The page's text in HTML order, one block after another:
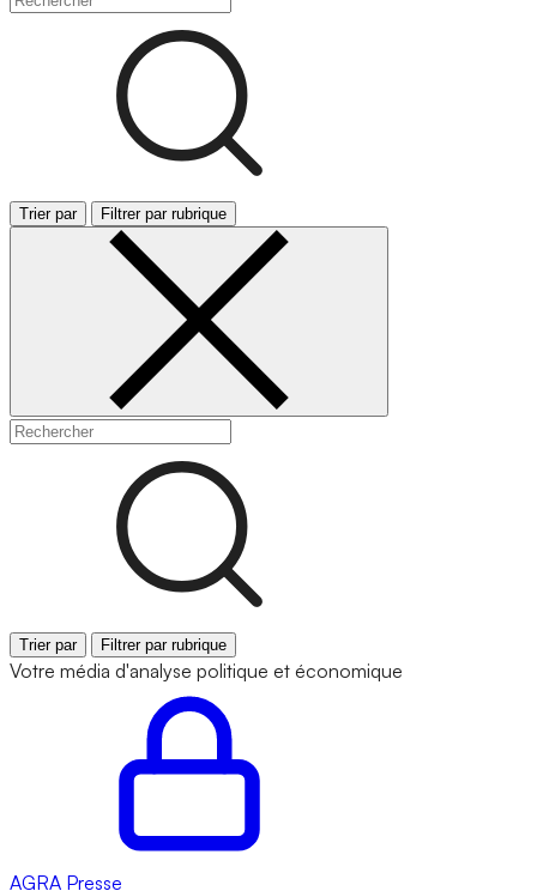
Trier par Filtrer par rubrique
Trier par Filtrer par rubrique
Votre média d'analyse politique et économique
AGRA Presse